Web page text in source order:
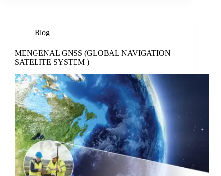
Blog
MENGENAL GNSS (GLOBAL NAVIGATION
SATELITE SYSTEM )